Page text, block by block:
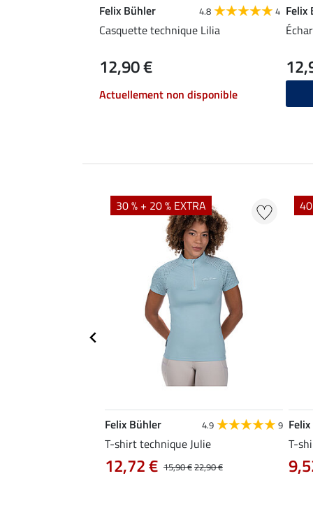
Felix Bühler 4.8 4
Casquette technique Lilia
12,90 €
Actuellement non disponible
Felix
30 % + 20 % EXTRA
Felix Bühler 4.9 9
T-shirt technique Julie
15,90 €22,90 €
12,72 €
T-